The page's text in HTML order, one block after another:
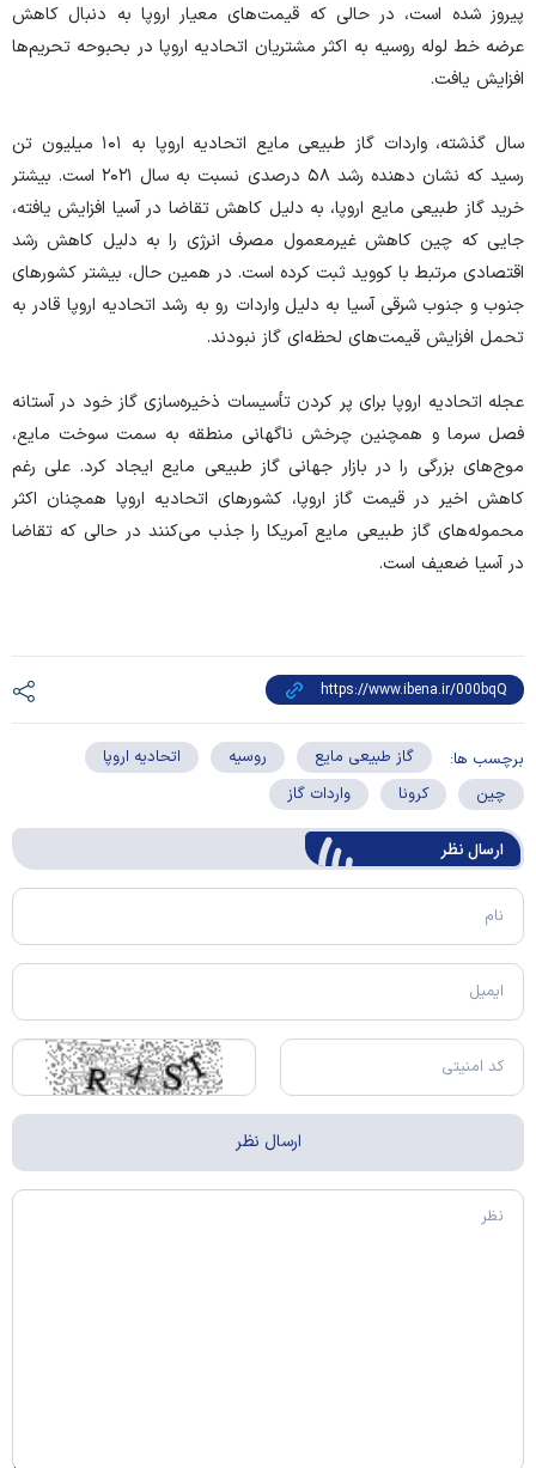
پیروز شده است، در حالی که قیمت‌های معیار اروپا به دنبال کاهش
عرضه خط لوله روسیه به اکثر مشتریان اتحادیه اروپا در بحبوحه تحریم‌ها
افزایش یافت.
سال گذشته، واردات گاز طبیعی مایع اتحادیه اروپا به ۱۰۱ میلیون تن
رسید که نشان دهنده رشد ۵۸ درصدی نسبت به سال ۲۰۲۱ است. بیشتر
خرید گاز طبیعی مایع اروپا، به دلیل کاهش تقاضا در آسیا افزایش یافته،
جایی که چین کاهش غیرمعمول مصرف انرژی را به دلیل کاهش رشد
اقتصادی مرتبط با کووید ثبت کرده است. در همین حال، بیشتر کشور‌های
جنوب و جنوب شرقی آسیا به دلیل واردات رو به رشد اتحادیه اروپا قادر به
تحمل افزایش قیمت‌های لحظه‌ای گاز نبودند.
عجله اتحادیه اروپا برای پر کردن تأسیسات ذخیره‌سازی گاز خود در آستانه
فصل سرما و همچنین چرخش ناگهانی منطقه به سمت سوخت مایع،
موج‌های بزرگی را در بازار جهانی گاز طبیعی مایع ایجاد کرد. علی رغم
کاهش اخیر در قیمت گاز اروپا، کشور‌های اتحادیه اروپا همچنان اکثر
محموله‌های گاز طبیعی مایع آمریکا را جذب می‌کنند در حالی که تقاضا
در آسیا ضعیف است.
برچسب ها: گاز طبیعی مایع روسیه
اتحادیه اروپا
چین
کرونا واردات گاز
ارسال‌ نظر